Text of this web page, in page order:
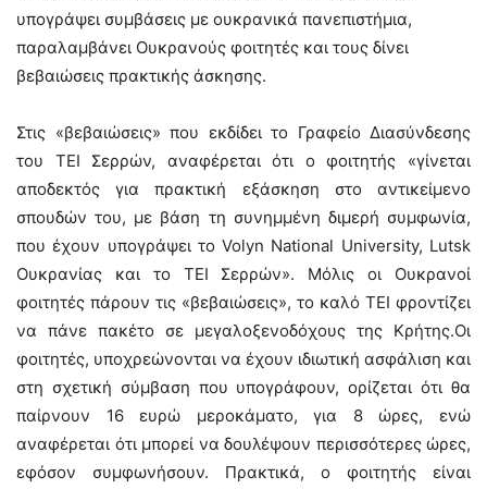
υπογράψει συμβάσεις με ουκρανικά πανεπιστήμια,
παραλαμβάνει Ουκρανούς φοιτητές και τους δίνει
βεβαιώσεις πρακτικής άσκησης.
Στις «βεβαιώσεις» που εκδίδει το Γραφείο Διασύνδεσης
του ΤΕΙ Σερρών, αναφέρεται ότι ο φοιτητής «γίνεται
αποδεκτός για πρακτική εξάσκηση στο αντικείμενο
σπουδών του, με βάση τη συνημμένη διμερή συμφωνία,
που έχουν υπογράψει το Volyn National University, Lutsk
Ουκρανίας και το ΤΕΙ Σερρών». Μόλις οι Ουκρανοί
φοιτητές πάρουν τις «βεβαιώσεις», το καλό ΤΕΙ φροντίζει
να πάνε πακέτο σε μεγαλοξενοδόχους της Κρήτης.Οι
φοιτητές, υποχρεώνονται να έχουν ιδιωτική ασφάλιση και
στη σχετική σύμβαση που υπογράφουν, ορίζεται ότι θα
παίρνουν 16 ευρώ μεροκάματο, για 8 ώρες, ενώ
αναφέρεται ότι μπορεί να δουλέψουν περισσότερες ώρες,
εφόσον συμφωνήσουν. Πρακτικά, ο φοιτητής είναι